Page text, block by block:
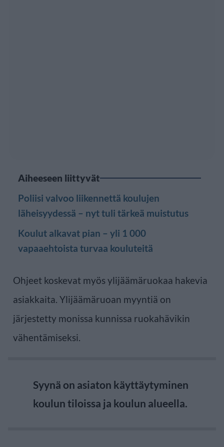
Aiheeseen liittyvät
Poliisi valvoo liikennettä koulujen
läheisyydessä – nyt tuli tärkeä muistutus
Koulut alkavat pian – yli 1 000
vapaaehtoista turvaa kouluteitä
Ohjeet koskevat myös ylijäämäruokaa hakevia
asiakkaita. Ylijäämäruoan myyntiä on
järjestetty monissa kunnissa ruokahävikin
vähentämiseksi.
Syynä on asiaton käyttäytyminen
koulun tiloissa ja koulun alueella.